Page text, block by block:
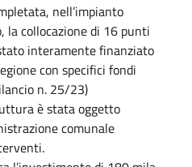
nell’impianto
la collocazione di 16 punti
interamente finanziato
con specifici fondi
n. 25/23)
è stata oggetto
comunale